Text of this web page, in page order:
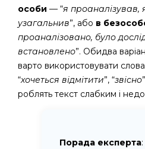
особи — “я проаналізував,
узагальнив”, або в
проаналізовано, було
встановлено”. Обидва
варто використовувати
“хочеться відмітити”, “звісно
роблять текст слабким і
Порада експерта